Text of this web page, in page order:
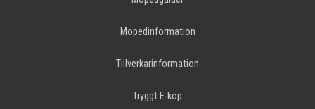
Mopedinformation
Tillverkarinformation
Tryggt E-köp